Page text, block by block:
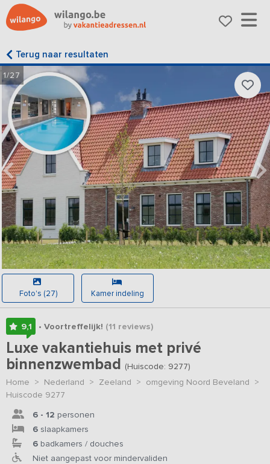
Terug naar resultaten
1/27
Foto's (27) Kamer indeling
9,1 • Voortreffelijk! (11 reviews)
Luxe vakantiehuis met privé
binnenzwembad (Huiscode: 9277)
Home > Nederland > Zeeland > omgeving Noord Beveland >
Huiscode 9277
6 - 12 personen
6 slaapkamers
6 badkamers / douches
Niet aangepast voor mindervaliden